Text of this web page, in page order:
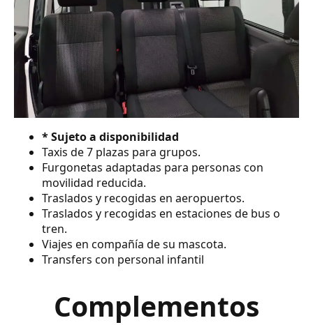
* Sujeto a disponibilidad
Taxis de 7 plazas para grupos.
Furgonetas adaptadas para personas con
movilidad reducida.
Traslados y recogidas en aeropuertos.
Traslados y recogidas en estaciones de bus o
tren.
Viajes en compañía de su mascota.
Transfers con personal infantil
Complementos